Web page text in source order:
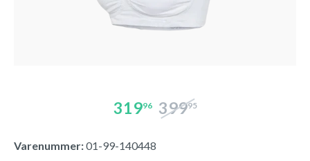
31996 39995
Varenummer:01-99-140448